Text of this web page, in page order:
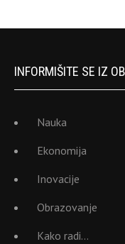
INFORMIŠITE SE IZ
Nauka
Ekonomija
Inovacije
Obrazovanje
Kako radi…